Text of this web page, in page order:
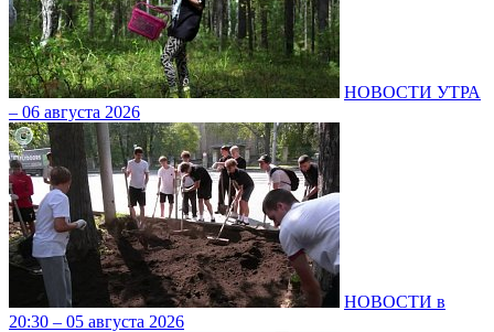
НОВОСТИ УТРА
– 06 августа 2026
НОВОСТИ в
20:30 – 05 августа 2026